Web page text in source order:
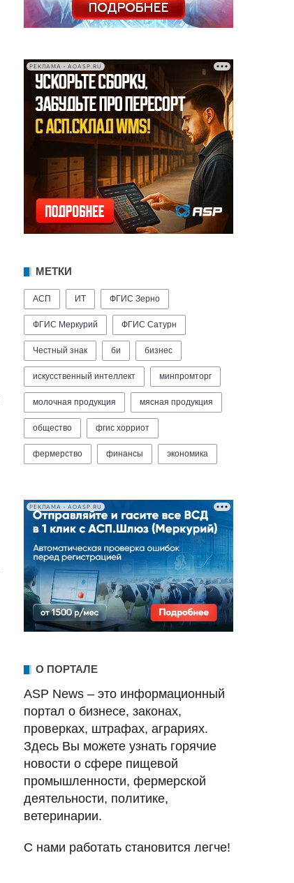
РЕКЛАМА • AOASP.RU
МЕТКИ
АСП ИТ ФГИС Зерно
ФГИС Меркурий ФГИС Сатурн
Честный знак би бизнес
искусственный интеллект минпромторг
молочная продукция мясная продукция
общество фгис хорриот
фермерство финансы экономика
РЕКЛАМА • AOASP.RU
О ПОРТАЛЕ
ASP News – это информационный
портал о бизнесе, законах,
проверках, штрафах, аграриях.
Здесь Вы можете узнать горячие
новости о сфере пищевой
промышленности, фермерской
деятельности, политике,
ветеринарии.
С нами работать становится легче!